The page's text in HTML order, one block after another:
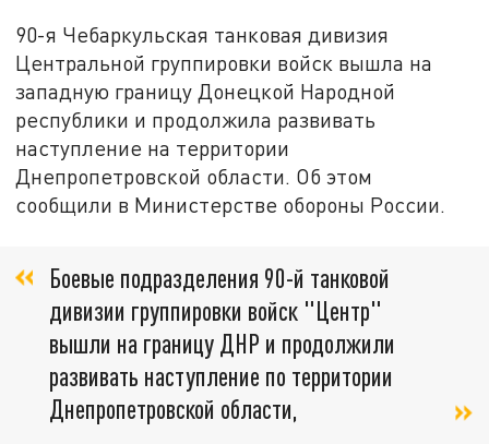
90-я Чебаркульская танковая дивизия
Центральной группировки войск вышла на
западную границу Донецкой Народной
республики и продолжила развивать
наступление на территории
Днепропетровской области. Об этом
сообщили в Министерстве обороны России.
Боевые подразделения 90-й танковой
дивизии группировки войск "Центр"
вышли на границу ДНР и продолжили
развивать наступление по территории
Днепропетровской области,